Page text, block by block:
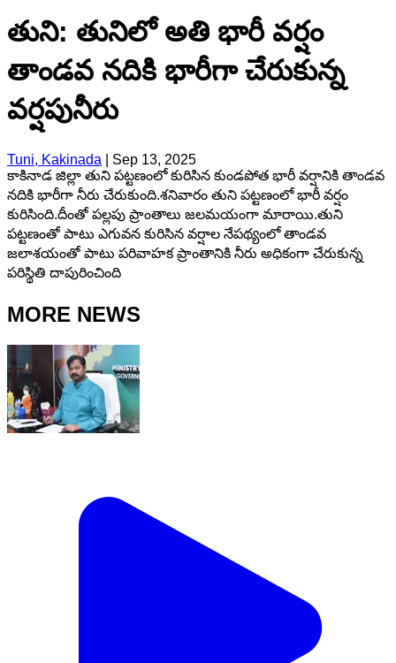
తుని: తునిలో అతి భారీ వర్షం
తాండవ నదికి భారీగా చేరుకున్న
వర్షపునీరు
Tuni, Kakinada
Sep 13, 2025
కాకినాడ జిల్లా తుని పట్టణంలో కురిసిన కుండపోత భారీ వర్షానికి తాండవ
నదికి భారీగా నీరు చేరుకుంది.శనివారం తుని పట్టణంలో భారీ వర్షం
కురిసింది.దీంతో పల్లపు ప్రాంతాలు జలమయంగా మారాయి.తుని
పట్టణంతో పాటు ఎగువన కురిసిన వర్షాల నేపథ్యంలో తాండవ
జలాశయంతో పాటు పరివాహక ప్రాంతానికి నీరు అధికంగా చేరుకున్న
పరిస్థితి దాపురించింది
MORE NEWS